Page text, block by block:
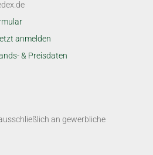
anmelden
& Preisdaten
an gewerbliche